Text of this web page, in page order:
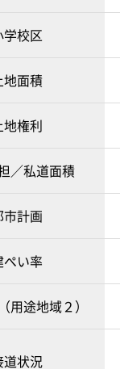
学校区
地面積
地権利
／私道面積
市計画
ぺい率
用途地域２）
道状況